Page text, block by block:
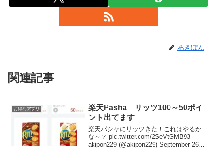
あきぽん
関連記事
お得なアプリ
楽天Pasha リッツ100～50ポイ
ント出てます
楽天パシャにリッツきた！これはやるか
な～？ pic.twitter.com/2SeVtGMB93—
akipon229 (@akipon229) September 26,